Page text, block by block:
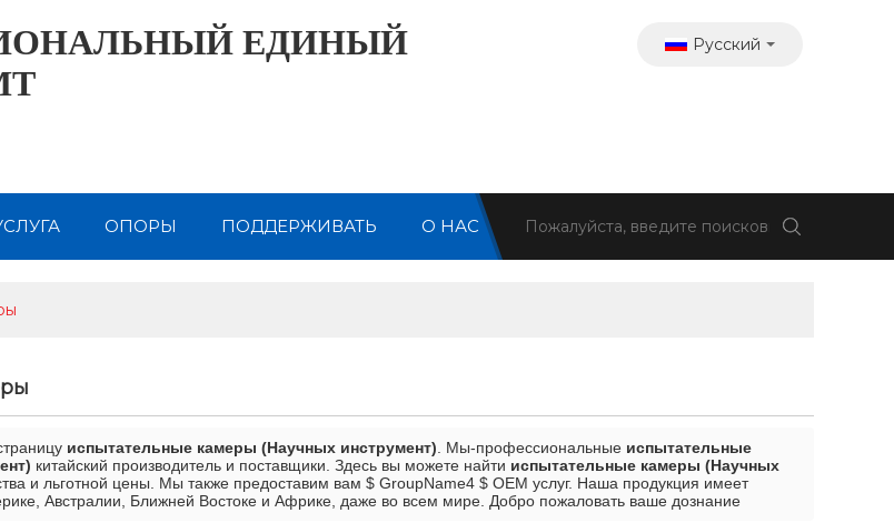
ЕДИНЫЙ
Русский
ОПОРЫ ПОДДЕРЖИВАТЬ О НАС
испытательные камеры (Научных инструмент) . Мы-профессиональные испытательные
китайский производитель и поставщики. Здесь вы можете найти испытательные камеры (Научных
и льготной цены. Мы также предоставим вам $ GroupName4 $ OEM услуг. Наша продукция имеет
Австралии, Ближней Востоке и Африке, даже во всем мире. Добро пожаловать ваше дознание